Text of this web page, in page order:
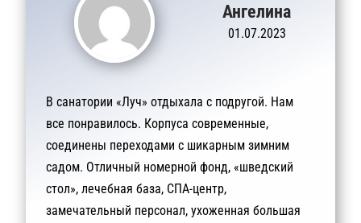
Ангелина
01.07.2023
В санатории «Луч» отдыхала с подругой. Нам
все понравилось. Корпуса современные,
соединены переходами с шикарным зимним
садом. Отличный номерной фонд, «шведский
стол», лечебная база, СПА-центр,
замечательный персонал, ухоженная большая